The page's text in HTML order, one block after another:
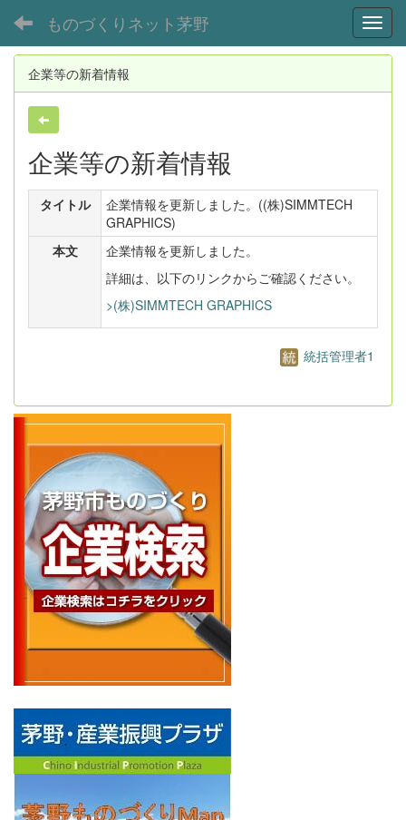
ものづくりネット茅野
企業等の新着情報
企業等の新着情報
タイトル
企業情報を更新しました。((株)SIMMTECH
GRAPHICS)
本文
企業情報を更新しました。
詳細は、以下のリンクからご確認ください。
>(株)SIMMTECH GRAPHICS
統括管理者1